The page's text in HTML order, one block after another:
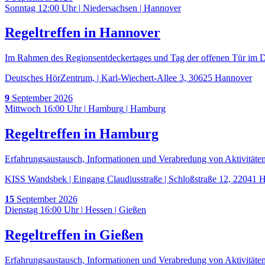
Sonntag 12:00 Uhr | Niedersachsen | Hannover
Regeltreffen in Hannover
Im Rahmen des Regionsentdeckertages und Tag der offenen Tür im
Deutsches HörZentrum, | Karl-Wiechert-Allee 3, 30625 Hannover
9 September 2026
Mittwoch 16:00 Uhr | Hamburg | Hamburg
Regeltreffen in Hamburg
Erfahrungsaustausch, Informationen und Verabredung von
KISS Wandsbek | Eingang Claudiusstraße | Schloßstraße 12, 22041
15 September 2026
Dienstag 16:00 Uhr | Hessen | Gießen
Regeltreffen in Gießen
Erfahrungsaustausch, Informationen und Verabredung von